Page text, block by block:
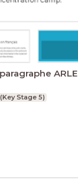
ARLE
Stage 5)